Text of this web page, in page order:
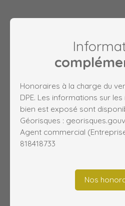
Honoraires à la charge du
DPE. Les informations sur
bien est exposé sont
Géorisques :
Agent commercial
818418733
Nos